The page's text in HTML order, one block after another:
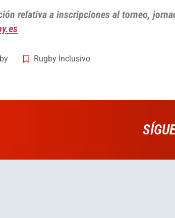
relativa a inscripciones al torneo,
Rugby Inclusivo